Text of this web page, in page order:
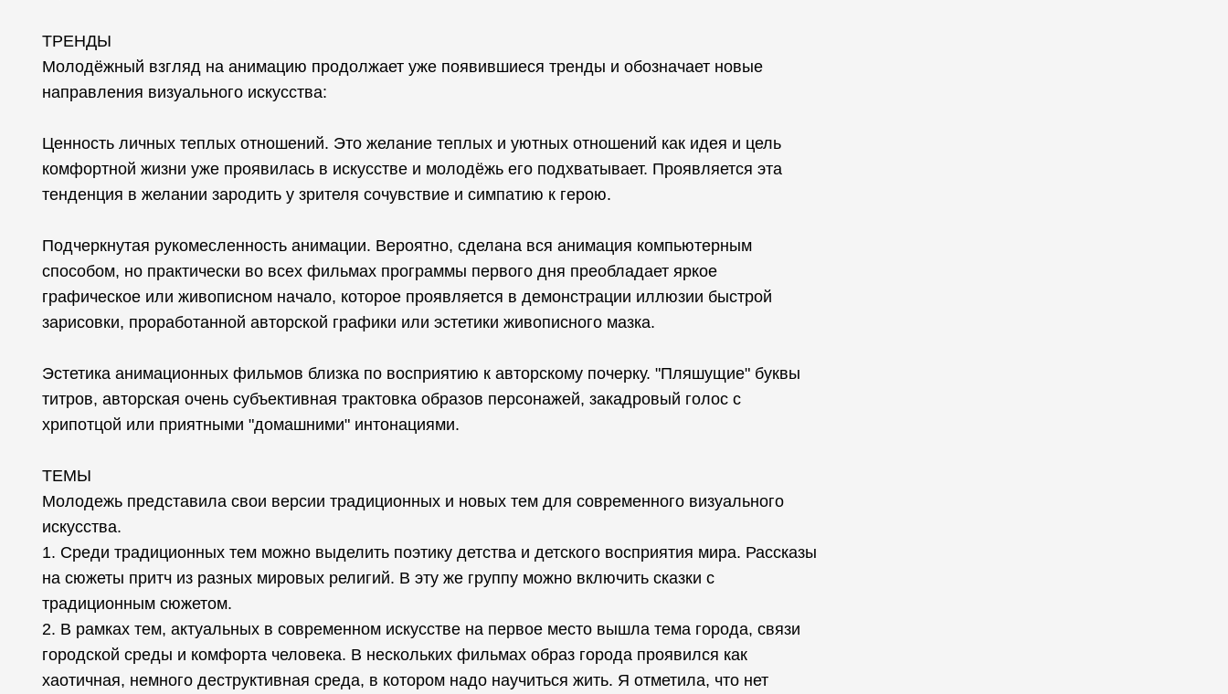
ТРЕНДЫ
Молодёжный взгляд на анимацию продолжает уже появившиеся тренды и обозначает новые
направления визуального искусства:
Ценность личных теплых отношений. Это желание теплых и уютных отношений как идея и цель
комфортной жизни уже проявилась в искусстве и молодёжь его подхватывает. Проявляется эта
тенденция в желании зародить у зрителя сочувствие и симпатию к герою.
Подчеркнутая рукомесленность анимации. Вероятно, сделана вся анимация компьютерным
способом, но практически во всех фильмах программы первого дня преобладает яркое
графическое или живописном начало, которое проявляется в демонстрации иллюзии быстрой
зарисовки, проработанной авторской графики или эстетики живописного мазка.
Эстетика анимационных фильмов близка по восприятию к авторскому почерку. "Пляшущие" буквы
титров, авторская очень субъективная трактовка образов персонажей, закадровый голос с
хрипотцой или приятными "домашними" интонациями.
ТЕМЫ
Молодежь представила свои версии традиционных и новых тем для современного визуального
искусства.
1. Среди традиционных тем можно выделить поэтику детства и детского восприятия мира. Рассказы
на сюжеты притч из разных мировых религий. В эту же группу можно включить сказки с
традиционным сюжетом.
2. В рамках тем, актуальных в современном искусстве на первое место вышла тема города, связи
городской среды и комфорта человека. В нескольких фильмах образ города проявился как
хаотичная, немного деструктивная среда, в котором надо научиться жить. Я отметила, что нет